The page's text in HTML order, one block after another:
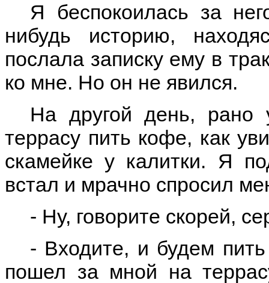
Я беспокоилась за
нибудь историю,
послала записку ему в
ко мне. Но он не явился.
На другой день,
террасу пить кофе, как
скамейке у калитки. Я
встал и мрачно спросил
- Ну, говорите скорей,
- Входите, и будем
пошел за мной на